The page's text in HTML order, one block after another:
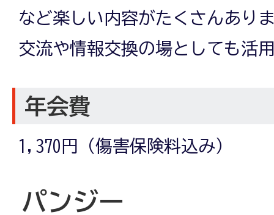
など楽しい内容がたくさんあり
交流や情報交換の場としても活
年会費
1,370円（傷害保険料込み）
パンジー